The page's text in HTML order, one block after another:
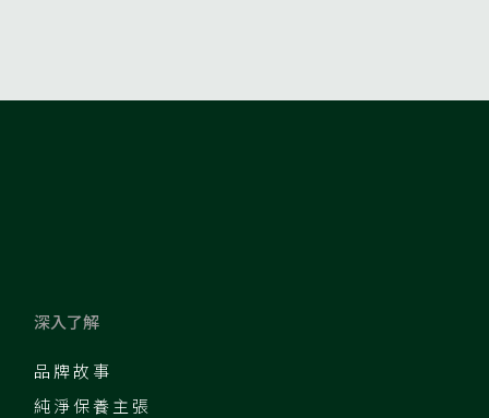
深入了解
品牌故事
純淨保養主張